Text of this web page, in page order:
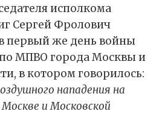
исполкома
Сергей Фролович
первый же день войны
МПВО города Москвы и
в котором говорилось:
нападения на
и Московской